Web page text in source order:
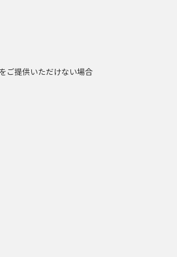
ご提供いただけない場合